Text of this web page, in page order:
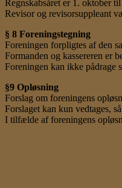
Regnskabsåret er 1. oktober
Revisor og revisorsuppleant
§ 8 Foreningstegning
Foreningen forpligtes af den
Formanden og kassereren er
Foreningen kan ikke pådrage
§9 Opløsning
Forslag om foreningens
Forslaget kan kun vedtages,
I tilfælde af foreningens